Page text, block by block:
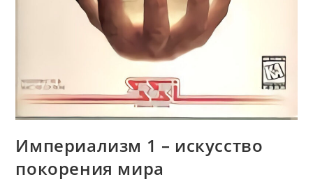
Империализм 1 – искусство
покорения мира